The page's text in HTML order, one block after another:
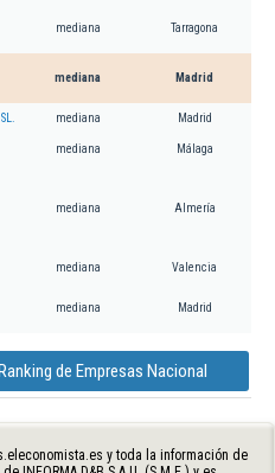
mediana Tarragona
mediana Madrid
mediana Madrid
mediana Málaga
mediana Almería
mediana Valencia
mediana Madrid
de Empresas Nacional
y toda la información de